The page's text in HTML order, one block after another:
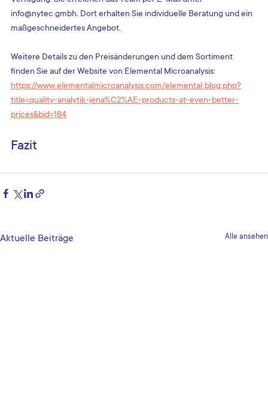
info@nytec.gmbh. Dort erhalten Sie individuelle Beratung und ein
maßgeschneidertes Angebot.
Weitere Details zu den Preisänderungen und dem Sortiment
finden Sie auf der Website von Elemental Microanalysis:
https://www.elementalmicroanalysis.com/elemental_blog.php?
title=quality-analytik-jena%C2%AE-products-at-even-better-
prices&bid=184
Fazit
Aktuelle Beiträge Alle ansehen